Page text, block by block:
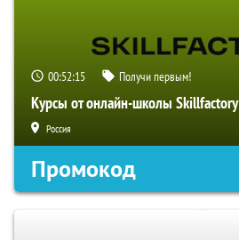
00:52:14 Получи первым!
Курсы от онлайн-школы Skillfactory
Россия
Промокод